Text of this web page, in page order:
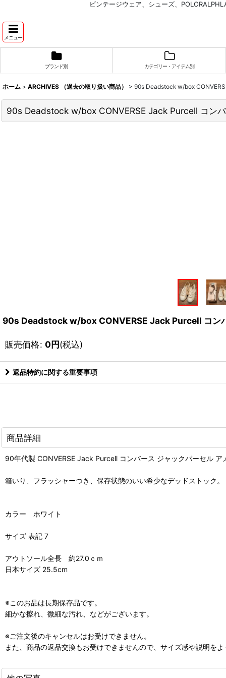
ビンテージウェア、シューズ、
メニュー
ブランド別 カテゴリー・アイテム別
ホーム > ARCHIVES （過去の取り扱い商品） > 90s Deadstock w/box
90s Deadstock w/box CONVERSE Jack Purcell コン
90s Deadstock w/box CONVERSE Jack Purcell コン
販売価格: 0円(税込)
返品特約に関する重要事項
商品詳細
90年代製 CONVERSE Jack Purcell コンバース ジャックパーセル ア
箱いり、フラッシャーつき、保存状態のいい希少なデッドストック。
カラー ホワイト
サイズ 表記 7
アウトソール全長 約27.0ｃｍ
日本サイズ 25.5cm
※このお品は長期保存品です。
細かな擦れ、微細な汚れ、などがございます。
※ご注文後のキャンセルはお受けできません。
また、商品の返品交換もお受けできませんので、サイズ感や説明を